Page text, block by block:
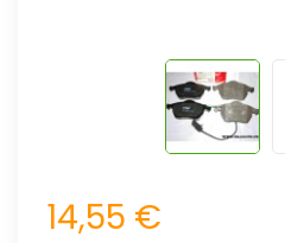
14,55 €